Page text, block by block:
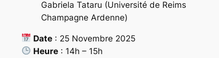
Gabriela Tataru (Université de Reims
Champagne Ardenne)
Date: 25 Novembre 2025
Heure: 14h – 15h